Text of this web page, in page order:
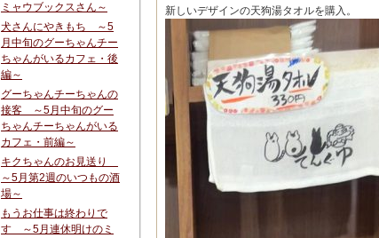
新しいデザインの天狗湯タオルを購入。
ミャウブックスさん～
犬さんにやきもち ～5
月中旬のグーちゃんチー
ちゃんがいるカフェ・後
編～
グーちゃんチーちゃんの
接客 ～5月中旬のグー
ちゃんチーちゃんがいる
カフェ・前編～
キクちゃんのお見送り
～5月第2週のいつもの酒
場～
もうお仕事は終わりで
す ～5月連休明けのミ